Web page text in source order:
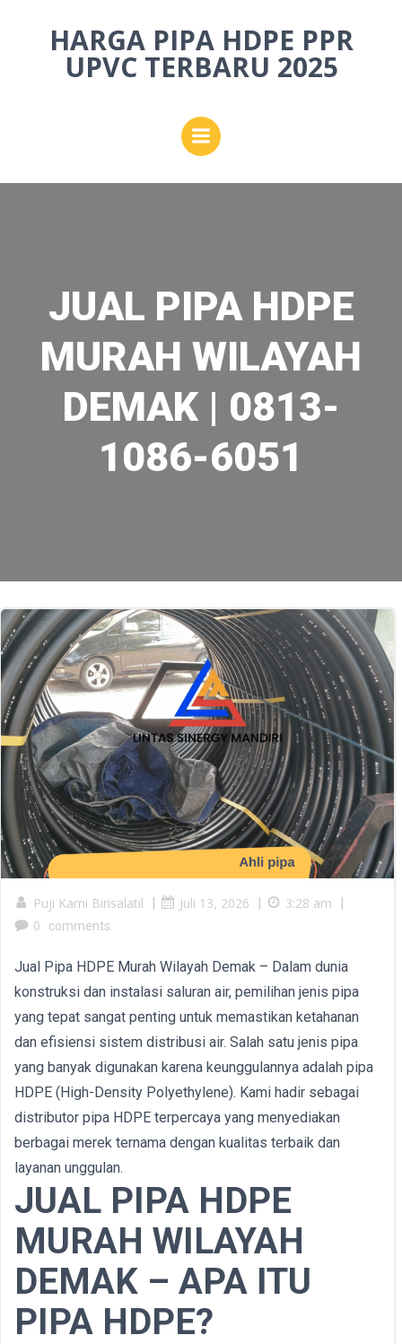
to
content
HARGA PIPA HDPE PPR
UPVC TERBARU 2025
JUAL PIPA HDPE
MURAH WILAYAH
DEMAK | 0813-
1086-6051
Puji Kami Birisalatil | Juli 13, 2026 | 3:28 am
|
0
comments
Jual Pipa HDPE Murah Wilayah Demak – Dalam dunia
konstruksi dan instalasi saluran air, pemilihan jenis pipa
yang tepat sangat penting untuk memastikan ketahanan
dan efisiensi sistem distribusi air. Salah satu jenis pipa
yang banyak digunakan karena keunggulannya adalah pipa
HDPE (High-Density Polyethylene). Kami hadir sebagai
distributor pipa HDPE terpercaya yang menyediakan
berbagai merek ternama dengan kualitas terbaik dan
layanan unggulan.
JUAL PIPA HDPE
MURAH WILAYAH
DEMAK – APA ITU
PIPA HDPE?